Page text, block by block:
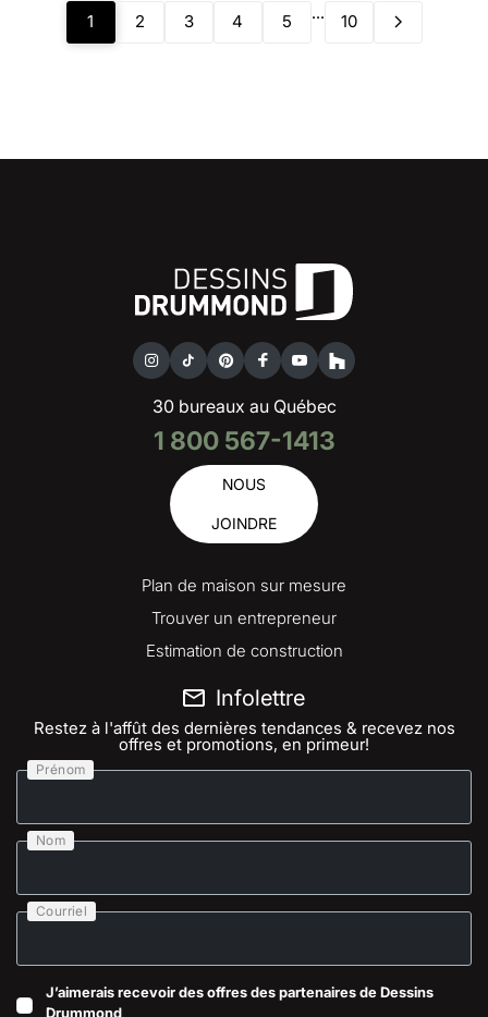
1 2 3 4 5 ... 10
30 bureaux au Québec
1 800 567-1413
NOUS
JOINDRE
Plan de maison sur mesure
Trouver un entrepreneur
Estimation de construction
Infolettre
Restez à l'affût des dernières tendances & recevez nos
offres et promotions, en primeur!
Prénom
Nom
Courriel
J’aimerais recevoir des offres des partenaires de Dessins
Drummond